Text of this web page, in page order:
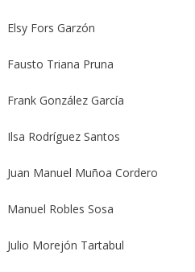
Elsy Fors Garzón
Fausto Triana Pruna
Frank González García
Ilsa Rodríguez Santos
Juan Manuel Muñoa Cordero
Manuel Robles Sosa
Julio Morejón Tartabul